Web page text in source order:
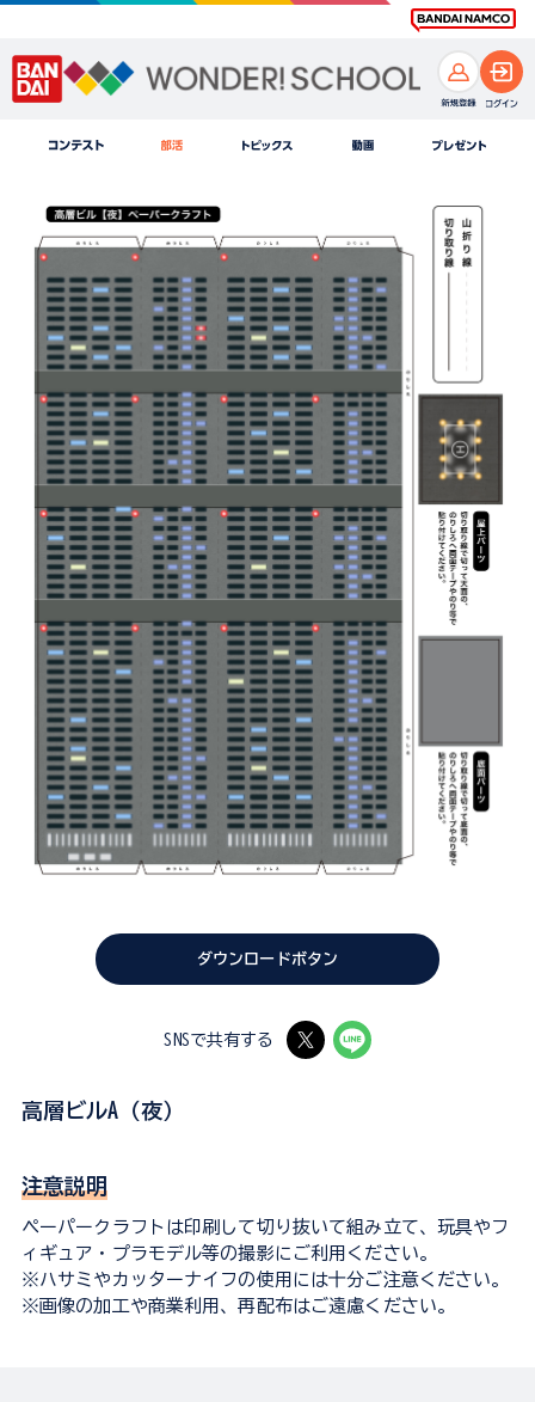
ダウンロードボタン
SNSで共有する
高層ビルA（夜）
注意説明
ペーパークラフトは印刷して切り抜いて組み立て、玩具やフ
ィギュア・プラモデル等の撮影にご利用ください。
※ハサミやカッターナイフの使用には十分ご注意ください。
※画像の加工や商業利用、再配布はご遠慮ください。